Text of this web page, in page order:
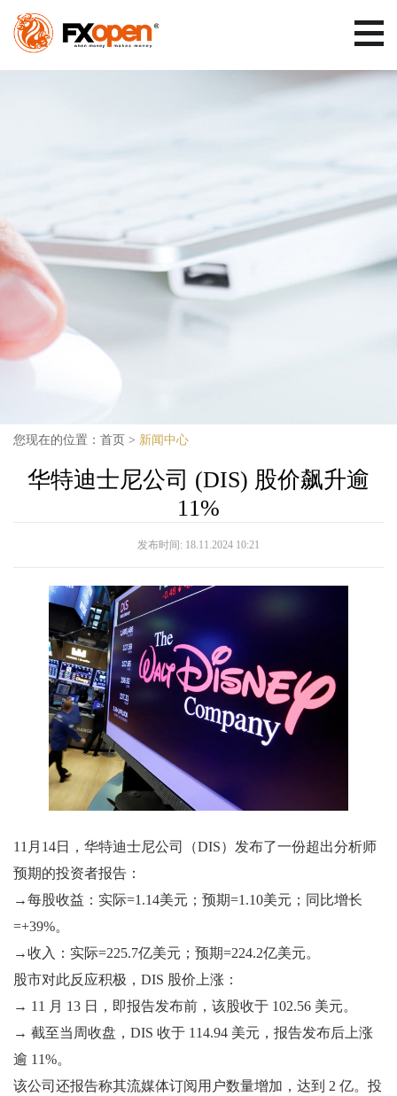
您现在的位置： 首页 > 新闻中心
华特迪士尼公司 (DIS) 股价飙升逾
11%
发布时间: 18.11.2024 10:21
11月14日，华特迪士尼公司（DIS）发布了一份超出分析师
预期的投资者报告：
→每股收益：实际=1.14美元；预期=1.10美元；同比增长
=+39%。
→收入：实际=225.7亿美元；预期=224.2亿美元。
股市对此反应积极，DIS 股价上涨：
→ 11 月 13 日，即报告发布前，该股收于 102.56 美元。
→ 截至当周收盘，DIS 收于 114.94 美元，报告发布后上涨
逾 11%。
该公司还报告称其流媒体订阅用户数量增加，达到 2 亿。投